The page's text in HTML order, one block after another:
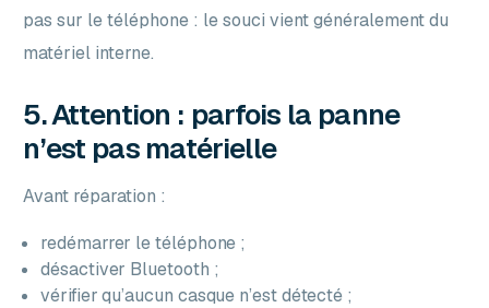
pas sur le téléphone : le souci vient généralement du
matériel interne.
5. Attention : parfois la panne
n’est pas matérielle
Avant réparation :
redémarrer le téléphone ;
désactiver Bluetooth ;
vérifier qu’aucun casque n’est détecté ;